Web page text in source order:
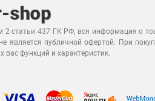
2 статьи 437 ГК РФ, вся информация о
является публичной офертой. При
вас функций и характеристик.